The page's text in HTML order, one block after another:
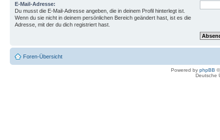
E-Mail-Adresse:
Du musst die E-Mail-Adresse angeben, die in deinem Profil hinterlegt ist.
Wenn du sie nicht in deinem persönlichen Bereich geändert hast, ist es die
Adresse, mit der du dich registriert hast.
Foren-Übersicht
Powered by phpBB
Deutsche